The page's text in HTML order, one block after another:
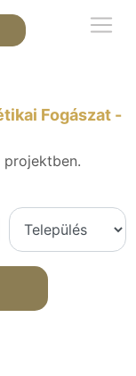
Fogászat -
projektben.